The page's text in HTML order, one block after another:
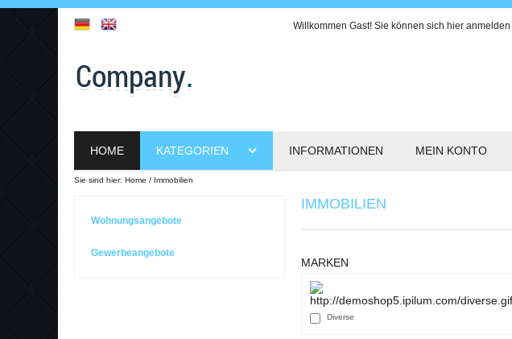
Willkommen Gast! Sie können sich hier anmelden
HOME KATEGORIEN INFORMATIONEN MEIN KONTO
Sie sind hier: Home Immobilien
Wohnungsangebote
Gewerbeangebote
IMMOBILIEN
MARKEN
Diverse